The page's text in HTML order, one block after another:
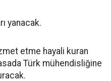
yanacak.
etme hayali kuran
Türk mühendisliğine